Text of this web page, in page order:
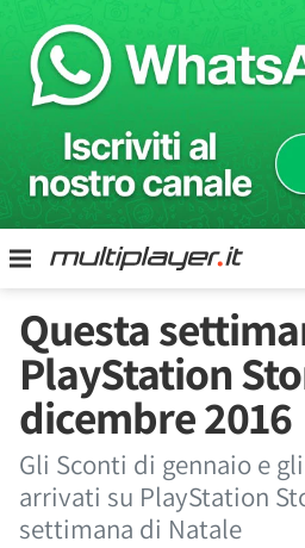
Questa
PlayStation
dicembre 2016
Gli Sconti di gennaio e
arrivati su PlayStation
settimana di Natale